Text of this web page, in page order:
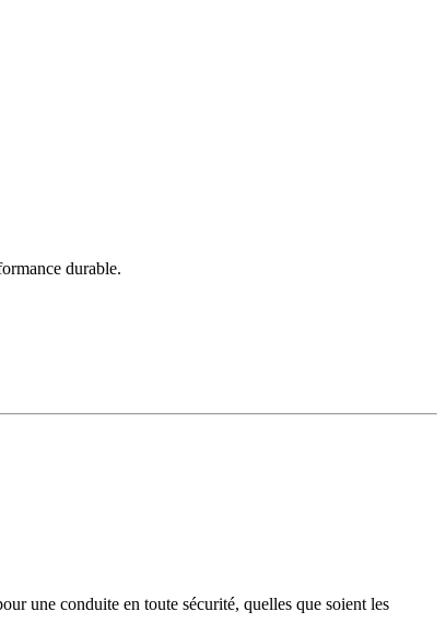
durable.
une conduite en toute sécurité, quelles que soient les